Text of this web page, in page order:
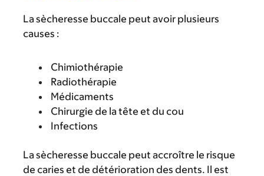
La sècheresse buccale peut avoir plusieurs
causes :
Chimiothérapie
Radiothérapie
Médicaments
Chirurgie de la tête et du cou
Infections
La sècheresse buccale peut accroître le risque
de caries et de détérioration des dents. Il est